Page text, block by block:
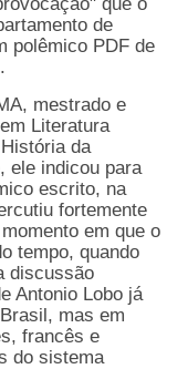
de
polêmico PDF de
mestrado e
Literatura
da
ele indicou para
escrito, na
fortemente
em que o
tempo, quando
discussão
Antonio Lobo já
mas em
francês e
do sistema